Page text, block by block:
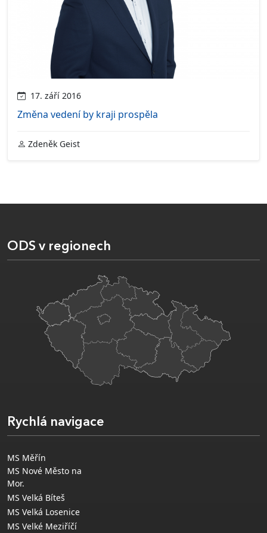
17. září 2016
Změna vedení by kraji prospěla
Zdeněk Geist
ODS v regionech
Rychlá navigace
MS Měřín
MS Nové Město na
Mor.
MS Velká Bíteš
MS Velká Losenice
MS Velké Meziříčí